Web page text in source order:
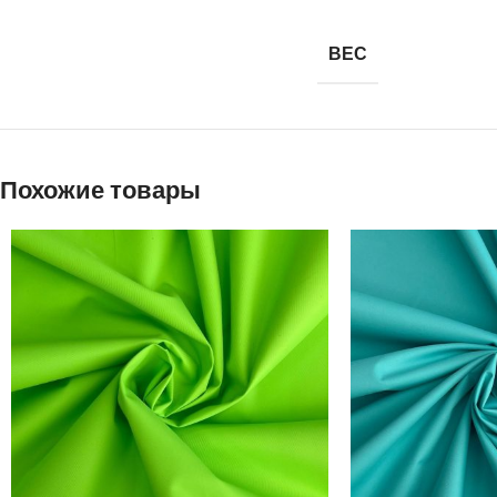
ВЕС
Похожие товары